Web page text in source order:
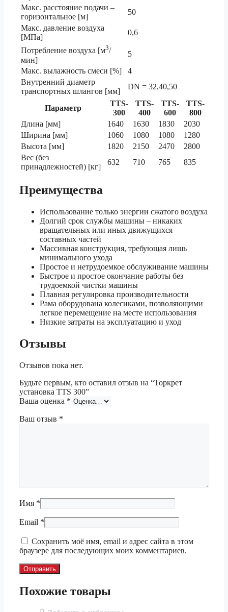
Макс. расстояние подачи –
горизонтальное [м]
50
Макс. давление воздуха
[МПа]
0,6
Потребление воздуха [м3/
мин]
5
Макс. вылажность смеси [%]
4
Внутренний диаметр
транспортных шлангов [мм]
DN = 32,40,50
Параметр
TTS-
300
TTS-
400
TTS-
600
TTS-
800
Длина [мм]
1640 1630 1830
2030
Ширина [мм]
1060 1080 1080
1280
Высота [мм]
1820 2150 2470
2800
Вес (без
принадлежностей) [кг]
632 710 765 835
Преимущества
Использование только энергии сжатого воздуха
Долгий срок службы машины – никаких
вращательных или иных движущихся
составных частей
Массивная конструкция, требующая лишь
минимального ухода
Простое и нетрудоемкое обслуживание машины
Быстрое и простое окончание работы без
трудоемкой чистки машины
Плавная регулировка производительности
Рама оборудована колесиками, позволяющими
легкое перемещение на месте использования
Низкие затраты на эксплуатацию и уход
Отзывы
Отзывов пока нет.
Будьте первым, кто оставил отзыв на “Торкрет
установка TTS 300”
Ваша оценка *
Ваш отзыв *
Имя *
Email *
Сохранить моё имя, email и адрес сайта в этом
браузере для последующих моих комментариев.
Похожие товары